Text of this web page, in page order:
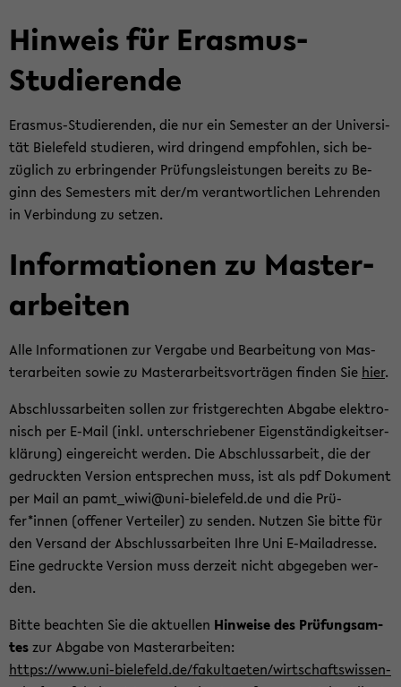
Hin­weis für Erasmus-​
Studierende
Erasmus-​Studierenden, die nur ein Se­mes­ter an der Uni­ver­si­
tät Bie­le­feld stu­die­ren, wird drin­gend emp­foh­len, sich be­
züg­lich zu er­brin­gen­der Prü­fungs­leis­tun­gen be­reits zu Be­
ginn des Se­mes­ters mit der/m ver­ant­wort­li­chen Leh­ren­den
in Ver­bin­dung zu set­zen.
In­for­ma­tio­nen zu Mas­ter­
ar­bei­ten
Alle In­for­ma­tio­nen zur Ver­ga­be und Be­ar­bei­tung von Mas­
ter­ar­bei­ten sowie zu Mas­ter­ar­beits­vor­trä­gen fin­den Sie hier.
Ab­schluss­ar­bei­ten sol­len zur frist­ge­rech­ten Ab­ga­be elek­tro­
nisch per E-​Mail (inkl. un­ter­schrie­be­ner Ei­gen­stän­dig­keits­er­
klä­rung) ein­ge­reicht wer­den. Die Ab­schluss­ar­beit, die der
ge­druck­ten Ver­si­on ent­spre­chen muss, ist als pdf Do­ku­ment
per Mail an pam­t_wi­wi@uni-​bielefeld.de und die Prü­
fer*innen (of­fe­ner Ver­tei­ler) zu sen­den. Nut­zen Sie bitte für
den Ver­sand der Ab­schluss­ar­bei­ten Ihre Uni E-​Mailadresse.
Eine ge­druck­te Ver­si­on muss der­zeit nicht ab­ge­ge­ben wer­
den.
Bitte be­ach­ten Sie die ak­tu­el­len Hin­wei­se des Prü­fungs­am­
teszur Ab­ga­be von Mas­ter­ar­bei­ten:
https://www.uni-​bielefeld.de/fa­kul­tae­ten/wirt­schafts­wis­sen­